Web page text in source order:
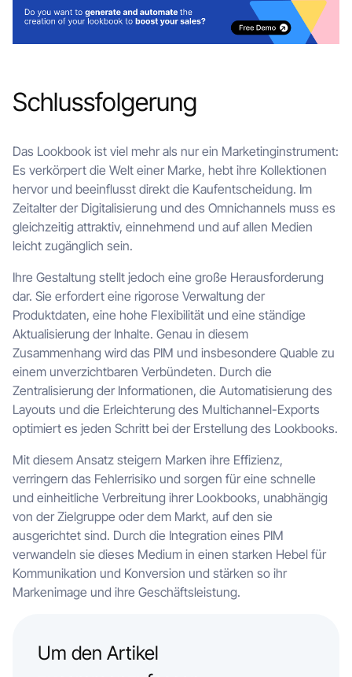
Schlussfolgerung
Das Lookbook ist viel mehr als nur ein Marketinginstrument:
Es verkörpert die Welt einer Marke, hebt ihre Kollektionen
hervor und beeinflusst direkt die Kaufentscheidung. Im
Zeitalter der Digitalisierung und des Omnichannels muss es
gleichzeitig attraktiv, einnehmend und auf allen Medien
leicht zugänglich sein.
Ihre Gestaltung stellt jedoch eine große Herausforderung
dar. Sie erfordert eine rigorose Verwaltung der
Produktdaten, eine hohe Flexibilität und eine ständige
Aktualisierung der Inhalte. Genau in diesem
Zusammenhang wird das PIM und insbesondere Quable zu
einem unverzichtbaren Verbündeten. Durch die
Zentralisierung der Informationen, die Automatisierung des
Layouts und die Erleichterung des Multichannel-Exports
optimiert es jeden Schritt bei der Erstellung des Lookbooks.
Mit diesem Ansatz steigern Marken ihre Effizienz,
verringern das Fehlerrisiko und sorgen für eine schnelle
und einheitliche Verbreitung ihrer Lookbooks, unabhängig
von der Zielgruppe oder dem Markt, auf den sie
ausgerichtet sind. Durch die Integration eines PIM
verwandeln sie dieses Medium in einen starken Hebel für
Kommunikation und Konversion und stärken so ihr
Markenimage und ihre Geschäftsleistung.
Um den Artikel